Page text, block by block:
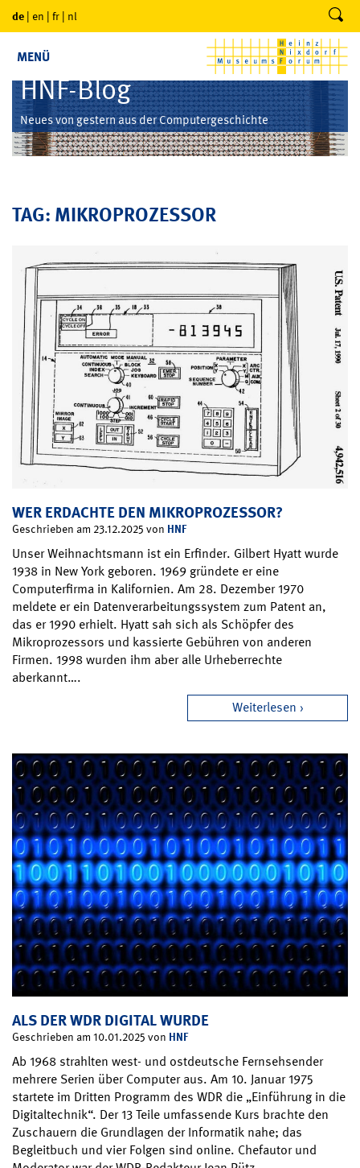
de | en | fr | nl
MENÜ
HNF-Blog
Neues von gestern aus der Computergeschichte
TAG: MIKROPROZESSOR
WER ERDACHTE DEN MIKROPROZESSOR?
Geschrieben am 23.12.2025 von HNF
Unser Weihnachtsmann ist ein Erfinder. Gilbert Hyatt wurde
1938 in New York geboren. 1969 gründete er eine
Computerfirma in Kalifornien. Am 28. Dezember 1970
meldete er ein Datenverarbeitungssystem zum Patent an,
das er 1990 erhielt. Hyatt sah sich als Schöpfer des
Mikroprozessors und kassierte Gebühren von anderen
Firmen. 1998 wurden ihm aber alle Urheberrechte
aberkannt….
Weiterlesen
ALS DER WDR DIGITAL WURDE
Geschrieben am 10.01.2025 von HNF
Ab 1968 strahlten west- und ostdeutsche Fernsehsender
mehrere Serien über Computer aus. Am 10. Januar 1975
startete im Dritten Programm des WDR die „Einführung in die
Digitaltechnik“. Der 13 Teile umfassende Kurs brachte den
Zuschauern die Grundlagen der Informatik nahe; das
Begleitbuch und vier Folgen sind online. Chefautor und